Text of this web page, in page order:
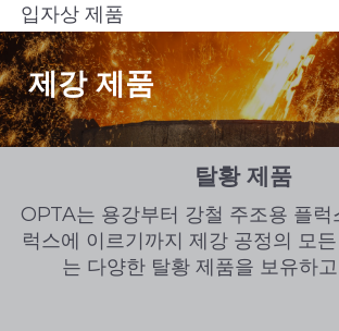
입자상 제품
제강 제품
탈황 제품
OPTA는 용강부터 강철 주조용 플럭
럭스에 이르기까지 제강 공정의 모
는 다양한 탈황 제품을 보유하